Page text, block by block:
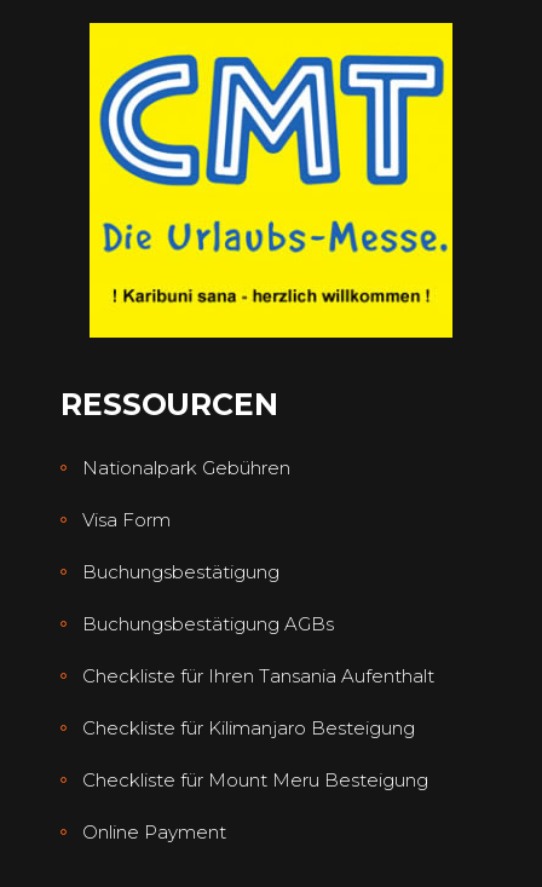
RESSOURCEN
Nationalpark Gebühren
Visa Form
Buchungsbestätigung
Buchungsbestätigung AGBs
Checkliste für Ihren Tansania Aufenthalt
Checkliste für Kilimanjaro Besteigung
Checkliste für Mount Meru Besteigung
Online Payment